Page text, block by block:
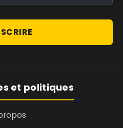
et politiques